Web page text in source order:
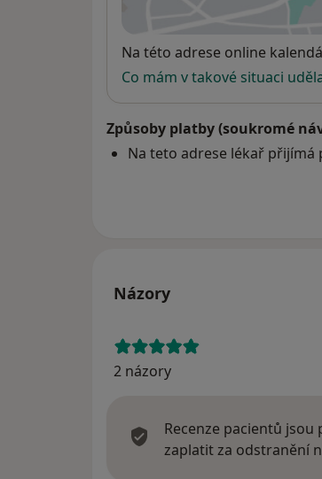
Dostupnost
Na této adrese online
Co mám v takové situaci
Způsoby platby (soukromé
Na teto adrese lékař přijímá
Názory
2 názory
Recenze pacientů
zaplatit za odstranění